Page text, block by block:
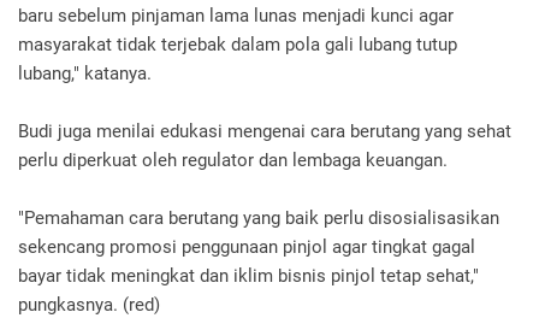
baru sebelum pinjaman lama lunas menjadi kunci agar
masyarakat tidak terjebak dalam pola gali lubang tutup
lubang," katanya.
Budi juga menilai edukasi mengenai cara berutang yang sehat
perlu diperkuat oleh regulator dan lembaga keuangan.
"Pemahaman cara berutang yang baik perlu disosialisasikan
sekencang promosi penggunaan pinjol agar tingkat gagal
bayar tidak meningkat dan iklim bisnis pinjol tetap sehat,"
pungkasnya. (red)